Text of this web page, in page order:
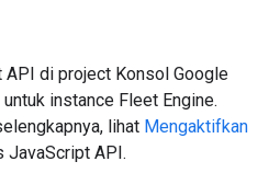
di project Konsol Google
instance Fleet Engine.
lihat Mengaktifkan
JavaScript API.